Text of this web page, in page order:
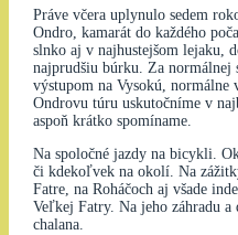
Práve včera uplynulo sedem
Ondro, kamarát do každého
slnko aj v najhustejšom lejaku,
najprudšiu búrku. Za normálnej
výstupom na Vysokú, normálne
Ondrovu túru uskutočníme v
aspoň krátko spomíname.
Na spoločné jazdy na bicykli.
či kdekoľvek na okolí. Na
Fatre, na Roháčoch aj všade
Veľkej Fatry. Na jeho záhradu
chalana.